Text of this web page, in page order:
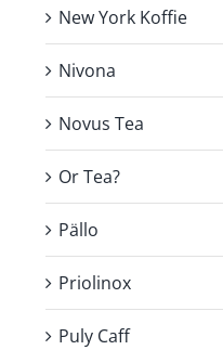
New York Koffie
Nivona
Novus Tea
Or Tea?
Pällo
Priolinox
Puly Caff